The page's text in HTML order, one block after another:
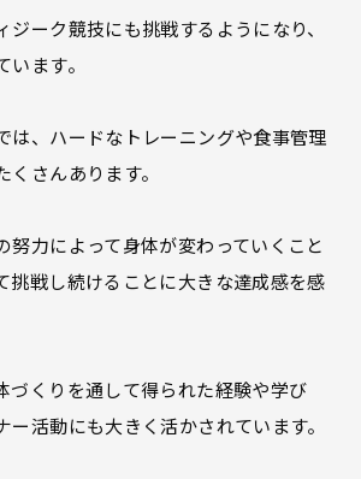
ジーク競技にも挑戦するようになり、
ます。
は、ハードなトレーニングや食事管理
さんあります。
努力によって身体が変わっていくこと
挑戦し続けることに大きな達成感を感
づくりを通して得られた経験や学び
ー活動にも大きく活かされています。